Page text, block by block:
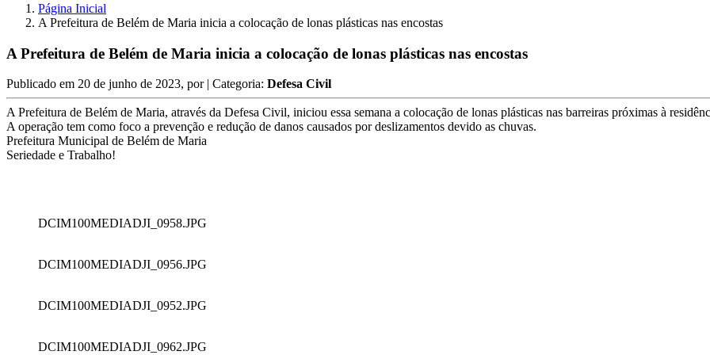
Página Inicial
A Prefeitura de Belém de Maria inicia a colocação de lonas plásticas nas encostas
A Prefeitura de Belém de Maria inicia a colocação de lonas plásticas nas encostas
Publicado em 20 de junho de 2023, por | Categoria: Defesa Civil
A Prefeitura de Belém de Maria, através da Defesa Civil, iniciou essa semana a colocação de lonas plásticas nas barreiras próximas à
A operação tem como foco a prevenção e redução de danos causados por deslizamentos devido as chuvas.
Prefeitura Municipal de Belém de Maria
Seriedade e Trabalho!
DCIM100MEDIADJI_0958.JPG
DCIM100MEDIADJI_0956.JPG
DCIM100MEDIADJI_0952.JPG
DCIM100MEDIADJI_0962.JPG